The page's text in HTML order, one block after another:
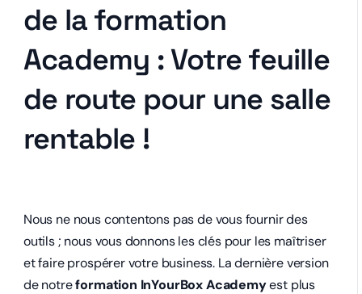
de la formation
Academy : Votre feuille
de route pour une salle
rentable !
Nous ne nous contentons pas de vous fournir des
outils ; nous vous donnons les clés pour les maîtriser
et faire prospérer votre business. La dernière version
de notreformation InYourBox Academyest plus